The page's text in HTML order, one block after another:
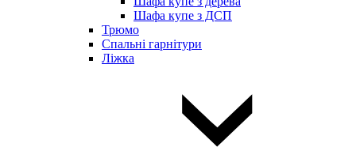
Шафа купе з ДСП
Трюмо
Спальні гарнітури
Ліжка